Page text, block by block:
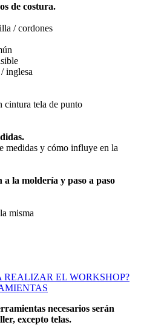
de costura.
/ cordones
inglesa
cintura tela de punto
medidas y cómo influye en la
la moldería y paso a paso
misma
REALIZAR EL WORKSHOP?
necesarios serán
excepto telas.